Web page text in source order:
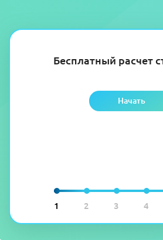
1 2 3 4
Бесплатный расчет
Начать